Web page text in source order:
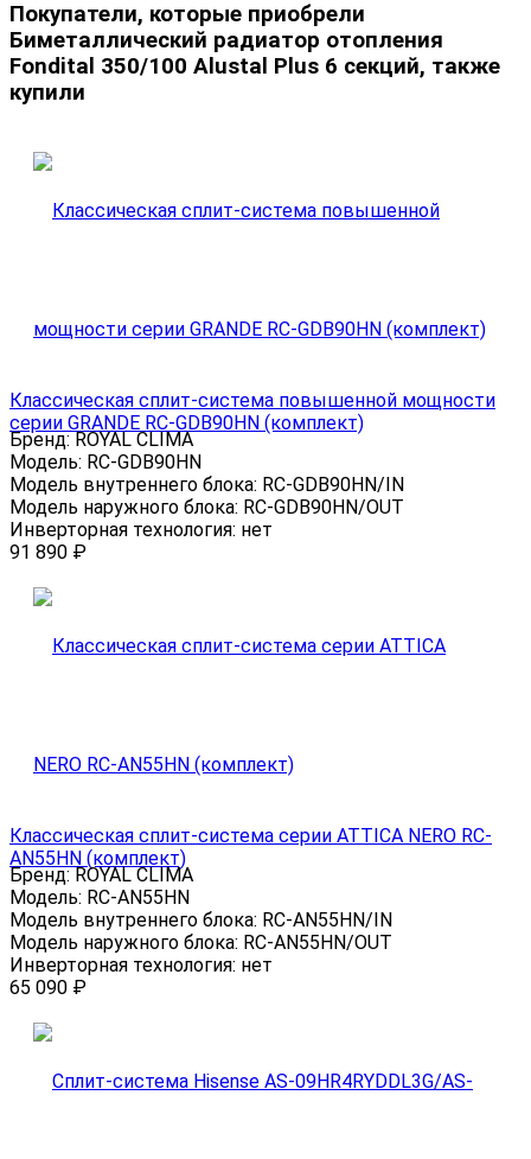
Покупатели, которые приобрели
Биметаллический радиатор отопления
Fondital 350/100 Alustal Plus 6 секций, также
купили
Классическая сплит-система повышенной мощности
серии GRANDE RC-GDB90HN (комплект)
Бренд:ROYAL CLIMA
Модель: RC-GDB90HN
Модель внутреннего блока: RC-GDB90HN/IN
Модель наружного блока: RC-GDB90HN/OUT
Инверторная технология: нет
91 890 ₽
Классическая сплит-система серии ATTICA NERO RC-
AN55HN (комплект)
Бренд:ROYAL CLIMA
Модель: RC-AN55HN
Модель внутреннего блока: RC-AN55HN/IN
Модель наружного блока: RC-AN55HN/OUT
Инверторная технология: нет
65 090 ₽